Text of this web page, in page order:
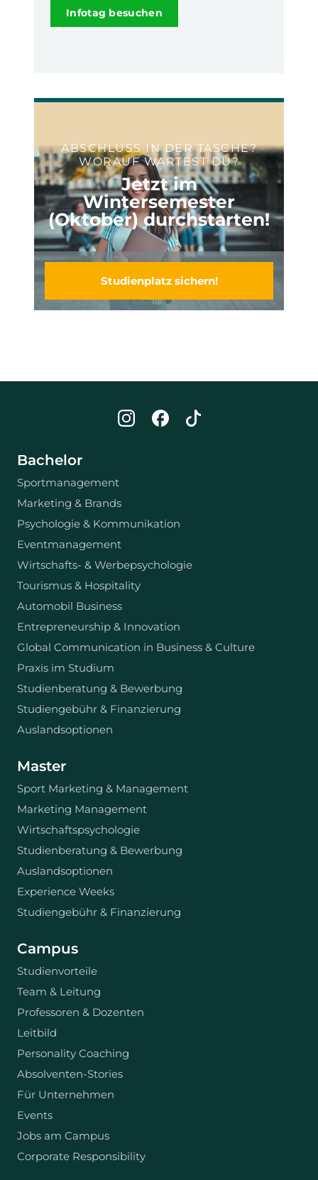
Infotag besuchen
ABSCHLUSS IN DER TASCHE?
WORAUF WARTEST DU?
Jetzt im
Wintersemester
(Oktober) durchstarten!
Studienplatz sichern!
Bachelor
Sportmanagement
Marketing & Brands
Psychologie & Kommunikation
Eventmanagement
Wirtschafts- & Werbepsychologie
Tourismus & Hospitality
Automobil Business
Entrepreneurship & Innovation
Global Communication in Business & Culture
Praxis im Studium
Studienberatung & Bewerbung
Studiengebühr & Finanzierung
Auslandsoptionen
Master
Sport Marketing & Management
Marketing Management
Wirtschaftspsychologie
Studienberatung & Bewerbung
Auslandsoptionen
Experience Weeks
Studiengebühr & Finanzierung
Campus
Studienvorteile
Team & Leitung
Professoren & Dozenten
Leitbild
Personality Coaching
Absolventen-Stories
Für Unternehmen
Events
Jobs am Campus
Corporate Responsibility